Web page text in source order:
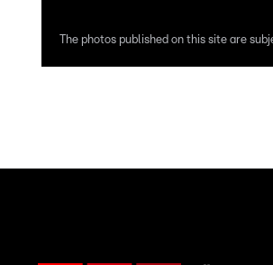
The photos published on this site are